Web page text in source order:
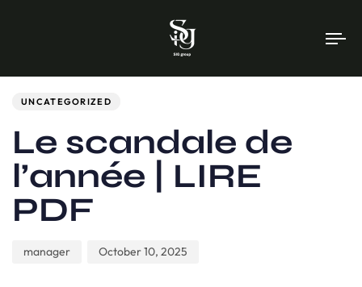
UNCATEGORIZED
Le scandale de
l’année | LIRE
PDF
manager October 10, 2025